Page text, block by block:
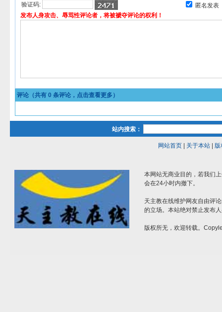
验证码:
匿名发表
发布人身攻击、辱骂性评论者，将被褫夺评论的权利！
评论（共有 0 条评论，点击查看更多）
站内搜索：
网站首页| 关于本站| 版
本网站无商业目的，若我们
会在24小时内撤下。
天主教在线维护网友自由评
的立场。本站绝对禁止发布
版权所无，欢迎转载。